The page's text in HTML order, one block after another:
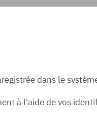
dans le
à l'aide de vos